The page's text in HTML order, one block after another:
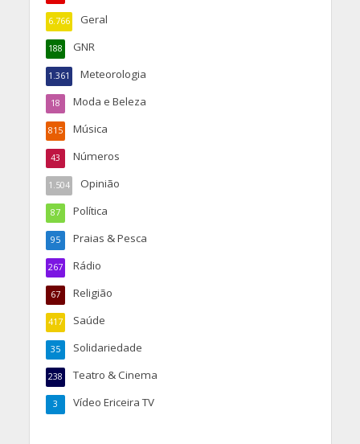
Geral
6.766
GNR
188
Meteorologia
1.361
Moda e Beleza
18
Música
815
Números
43
Opinião
1.504
Política
87
Praias & Pesca
95
Rádio
267
Religião
67
Saúde
417
Solidariedade
35
Teatro & Cinema
238
Vídeo Ericeira TV
3